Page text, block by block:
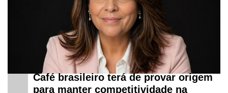
Café brasileiro terá de provar origem
para manter competitividade na